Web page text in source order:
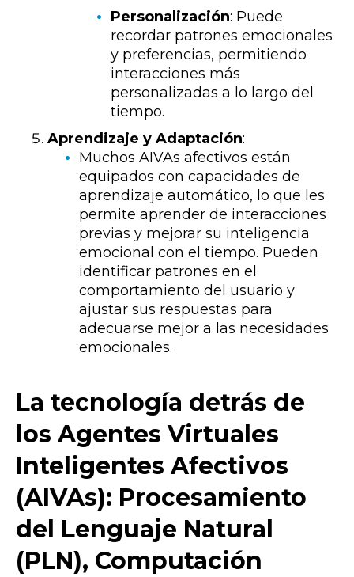
Personalización: Puede
recordar patrones emocionales
y preferencias, permitiendo
interacciones más
personalizadas a lo largo del
tiempo.
Aprendizaje y Adaptación:
Muchos AIVAs afectivos están
equipados con capacidades de
aprendizaje automático, lo que les
permite aprender de interacciones
previas y mejorar su inteligencia
emocional con el tiempo. Pueden
identificar patrones en el
comportamiento del usuario y
ajustar sus respuestas para
adecuarse mejor a las necesidades
emocionales.
La tecnología detrás de
los Agentes Virtuales
Inteligentes Afectivos
(AIVAs): Procesamiento
del Lenguaje Natural
(PLN), Computación